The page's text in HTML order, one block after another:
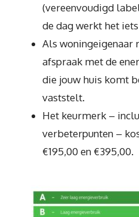
(vereenvoudigd
de dag werkt het
Als woningeigenaar
afspraak met de
die jouw huis komt
vaststelt.
Het keurmerk –
verbeterpunten –
€195,00 en €395,00.